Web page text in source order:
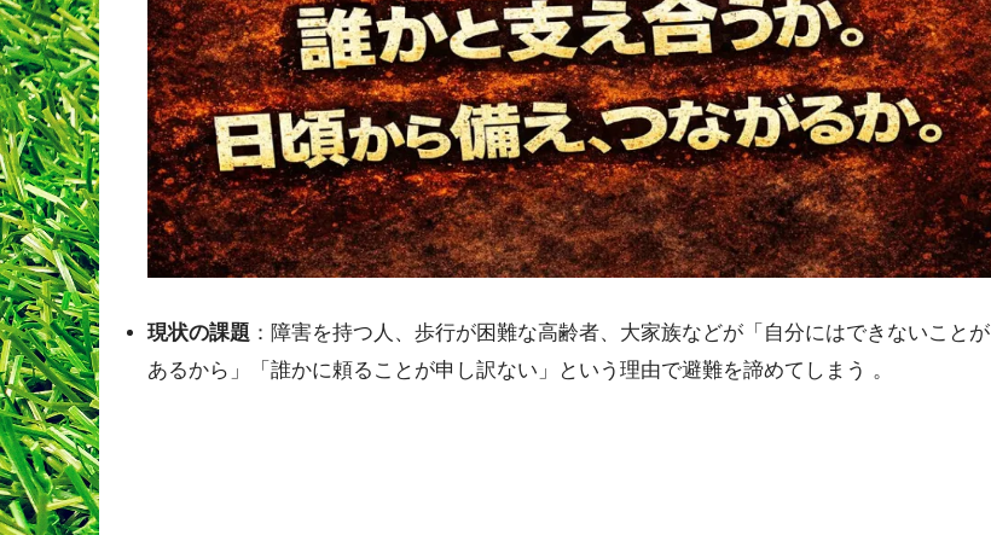
現状の課題 ：障害を持つ人、歩行が困難な高齢者、大家族などが「自分にはできないことが
あるから」「誰かに頼ることが申し訳ない」という理由で避難を諦めてしまう 。